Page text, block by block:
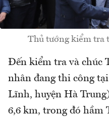
Thủ tướng kiểm tra
Đến kiểm tra và chúc
nhân đang thi công
Lĩnh, huyện Hà
6,6 km, trong đó hầm